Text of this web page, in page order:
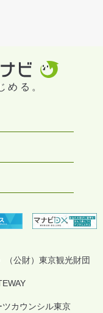
める。
（公財）東京観光財団
ツカウンシル東京